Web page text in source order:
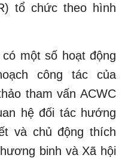
tổ chức theo hình
một số hoạt động
công tác của
tham vấn ACWC
hệ đối tác hướng
và chủ động thích
binh và Xã hội